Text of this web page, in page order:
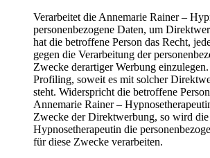
Verarbeitet die Annemarie Rainer –
personenbezogene Daten, um
hat die betroffene Person das Recht,
gegen die Verarbeitung der
Zwecke derartiger Werbung
Profiling, soweit es mit solcher
steht. Widerspricht die betroffene
Annemarie Rainer –
Zwecke der Direktwerbung, so wird
Hypnosetherapeutin die
für diese Zwecke verarbeiten.